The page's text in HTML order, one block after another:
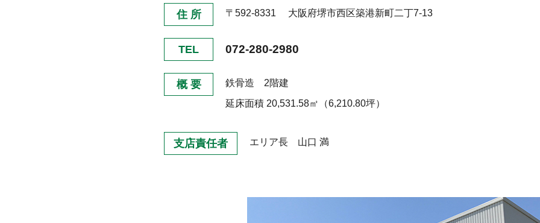
住 所 〒592-8331 大阪府堺市西区築港新町二丁7-13
TEL 072-280-2980
概 要
鉄骨造 2階建
延床面積 20,531.58㎡（6,210.80坪）
支店責任者 エリア長 山口 満